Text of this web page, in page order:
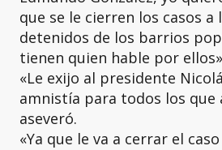
que se le cierren los casos a
detenidos de los barrios
tienen quien hable por
«Le exijo al presidente
amnistía para todos los
aseveró.
«Ya que le va a cerrar el